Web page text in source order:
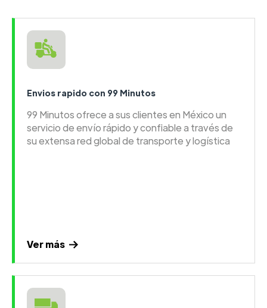
Envios rapido con 99 Minutos
99 Minutos ofrece a sus clientes en México un
servicio de envío rápido y confiable a través de
su extensa red global de transporte y logística
Ver más